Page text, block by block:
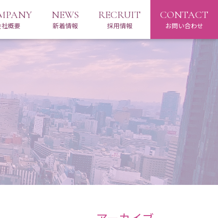
概要
NEWS
新着情報
RECRUIT
採用情報
CONTACT
お問い合わせ